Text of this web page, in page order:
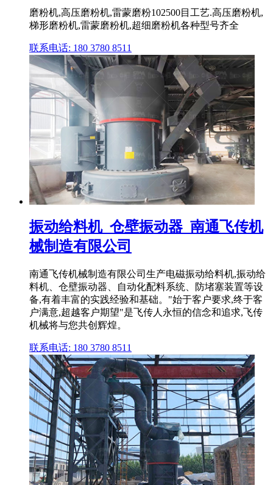
磨粉机,高压磨粉机,雷蒙磨粉102500目工艺.高压磨粉机,
梯形磨粉机,雷蒙磨粉机,超细磨粉机各种型号齐全
联系电话: 180 3780 8511
振动给料机_仓壁振动器_南通飞传机
械制造有限公司
南通飞传机械制造有限公司生产电磁振动给料机,振动给
料机、仓壁振动器、自动化配料系统、防堵塞装置等设
备,有着丰富的实践经验和基础。"始于客户要求,终于客
户满意,超越客户期望"是飞传人永恒的信念和追求,飞传
机械将与您共创辉煌。
联系电话: 180 3780 8511